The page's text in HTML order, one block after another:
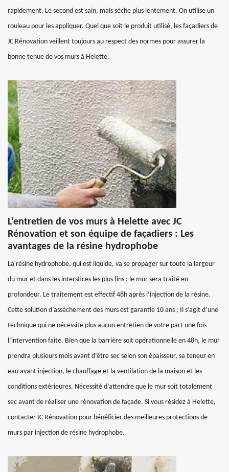
rapidement. Le second est sain, mais sèche plus lentement. On utilise un
rouleau pour les appliquer. Quel que soit le produit utilisé, les façadiers de
JC Rénovation veillent toujours au respect des normes pour assurer la
bonne tenue de vos murs à Helette.
L’entretien de vos murs à Helette avec JC
Rénovation et son équipe de façadiers : Les
avantages de la résine hydrophobe
La résine hydrophobe, qui est liquide, va se propager sur toute la largeur
du mur et dans les interstices les plus fins : le mur sera traité en
profondeur. Le traitement est effectif 48h après l’injection de la résine.
Cette solution d’assèchement des murs est garantie 10 ans ; Il s’agit d’une
technique qui ne nécessite plus aucun entretien de votre part une fois
l’intervention faite. Bien que la barrière soit opérationnelle en 48h, le mur
prendra plusieurs mois avant d’être sec selon son épaisseur, sa teneur en
eau avant injection, le chauffage et la ventilation de la maison et les
conditions extérieures. Nécessité d’attendre que le mur soit totalement
sec avant de réaliser une rénovation de façade. Si vous résidez à Helette,
contacter JC Rénovation pour bénéficier des meilleures protections de
murs par injection de résine hydrophobe.